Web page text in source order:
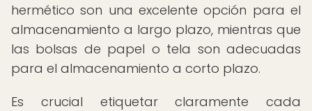
hermético son una excelente opción para el
almacenamiento a largo plazo, mientras que
las bolsas de papel o tela son adecuadas
para el almacenamiento a corto plazo.
Es crucial etiquetar claramente cada